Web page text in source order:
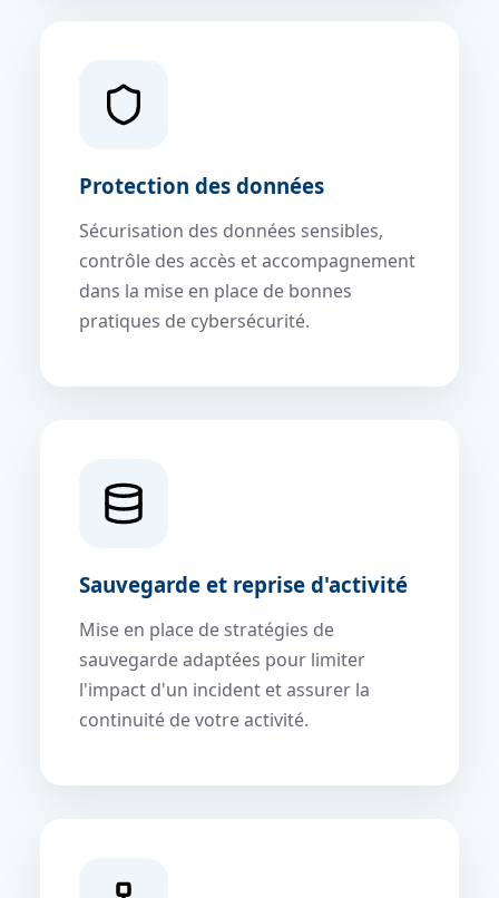
Protection des données
Sécurisation des données sensibles,
contrôle des accès et accompagnement
dans la mise en place de bonnes
pratiques de cybersécurité.
Sauvegarde et reprise d'activité
Mise en place de stratégies de
sauvegarde adaptées pour limiter
l'impact d'un incident et assurer la
continuité de votre activité.